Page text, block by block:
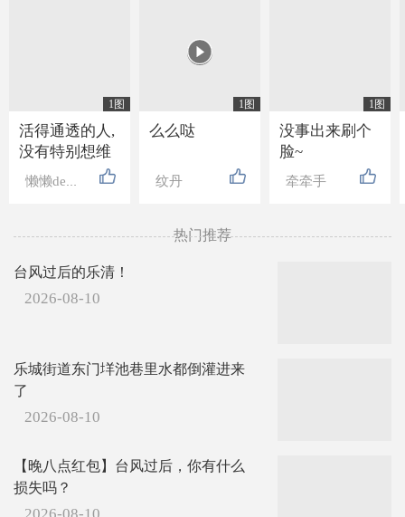
1图
活得通透的人,
没有特别想维
持的关系, 也没
有特别想要的
不抗拒, 离开的
吃亏也懒得计
较.
懒懒de高贵
1图

么么哒
纹丹
1图
没事出来刷个
脸~
牵牵手
热门推荐
台风过后的乐清！
2026-08-10
乐城街道东门垟池巷里水都倒灌进来
了
2026-08-10
【晚八点红包】台风过后，你有什么
损失吗？